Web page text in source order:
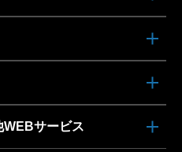
WEBサービス